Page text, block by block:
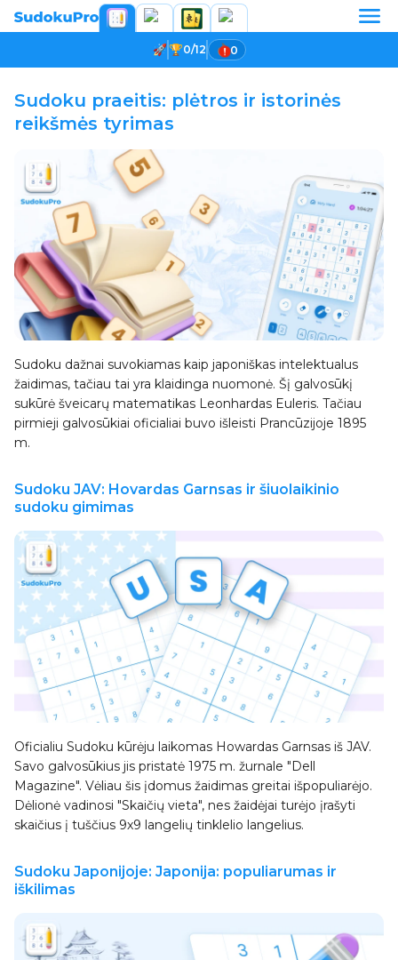
0/12 0
Sudoku praeitis: plėtros ir istorinės
reikšmės tyrimas
Sudoku dažnai suvokiamas kaip japoniškas intelektualus
žaidimas, tačiau tai yra klaidinga nuomonė. Šį galvosūkį
sukūrė šveicarų matematikas Leonhardas Euleris. Tačiau
pirmieji galvosūkiai oficialiai buvo išleisti Prancūzijoje 1895
m.
Sudoku JAV: Hovardas Garnsas ir šiuolaikinio
sudoku gimimas
Oficialiu Sudoku kūrėju laikomas Howardas Garnsas iš JAV.
Savo galvosūkius jis pristatė 1975 m. žurnale "Dell
Magazine". Vėliau šis įdomus žaidimas greitai išpopuliarėjo.
Dėlionė vadinosi "Skaičių vieta", nes žaidėjai turėjo įrašyti
skaičius į tuščius 9x9 langelių tinklelio langelius.
Sudoku Japonijoje: Japonija: populiarumas ir
iškilimas